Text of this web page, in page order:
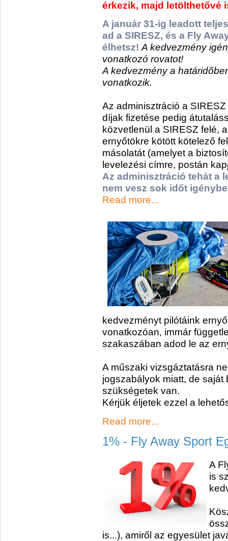
érkezik, majd letölthetővé
A január 31-ig leadott
ad a SIRESZ, és a Fly
élhetsz! A kedvezmény
vonatkozó rovatot!
A kedvezmény a
vonatkozik.
Az adminisztráció a
díjak fizetése pedig
közvetlenül a SIRESZ felé,
ernyőtökre kötött kötelező
másolatát (amelyet a
levelezési címre, postán
Az adminisztráció tehát a
nem vesz sok időt
Read more...
kedvezményt pilótáink
vonatkozóan, immár
szakaszában adod le az
A műszaki vizsgáztatásra
jogszabályok miatt, de
szükségetek van.
Kérjük éljetek ezzel a
Read more...
1% - Fly Away Sport
A
is
is...), amiről az egyesület